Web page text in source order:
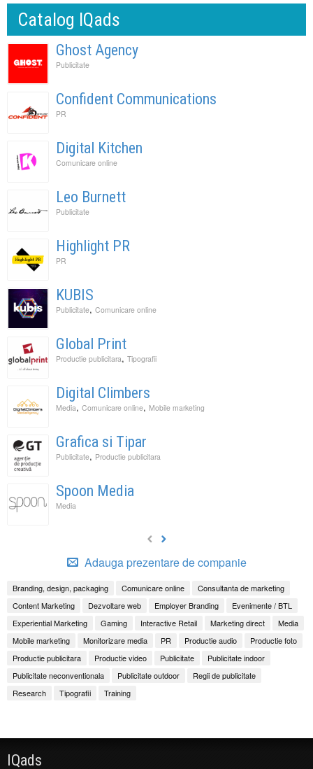
Catalog IQads
Ghost Agency
Publicitate
Confident Communications
PR
Digital Kitchen
Comunicare online
Leo Burnett
Publicitate
Highlight PR
PR
KUBIS
Publicitate, Comunicare online
Global Print
Productie publicitara, Tipografii
Digital Climbers
Media, Comunicare online, Mobile marketing
Grafica si Tipar
Publicitate, Productie publicitara
Spoon Media
Media
Adauga prezentare de companie
Branding, design, packaging Comunicare online
Consultanta de marketing
Content Marketing
Dezvoltare web Employer Branding
Evenimente / BTL
Experiential Marketing
Gaming Interactive Retail Marketing direct
Media
Mobile marketing
Monitorizare media PR Productie audio
Productie foto
Productie publicitara
Productie video Publicitate
Publicitate indoor
Publicitate neconventionala
Publicitate outdoor
Regii de publicitate
Research
Tipografii Training
IQads